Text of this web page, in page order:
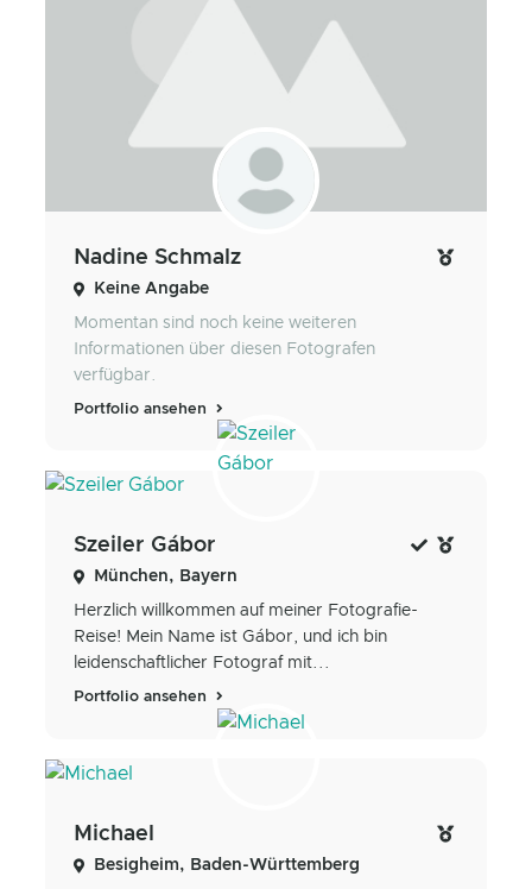
Nadine Schmalz
Keine Angabe
Momentan sind noch keine weiteren
Informationen über diesen Fotografen
verfügbar.
Portfolio ansehen
Szeiler Gábor
München, Bayern
Herzlich willkommen auf meiner Fotografie-
Reise! Mein Name ist Gábor, und ich bin
leidenschaftlicher Fotograf mit...
Portfolio ansehen
Michael
Besigheim, Baden-Württemberg